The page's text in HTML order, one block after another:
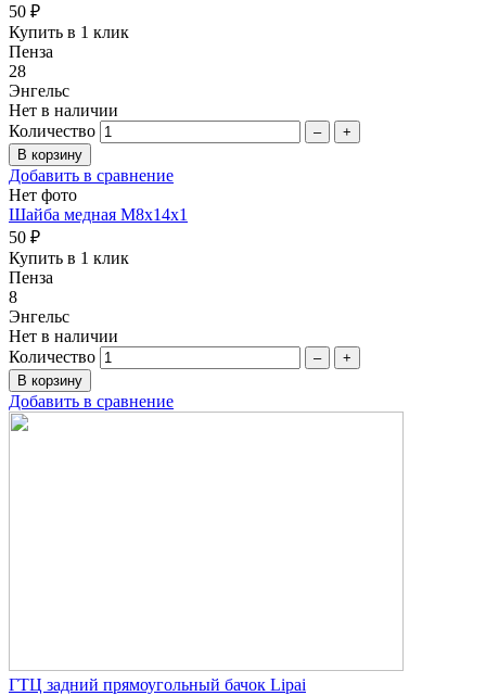
50 ₽
Купить в 1 клик
Пенза
28
Энгельс
Нет в наличии
Количество
– +
Добавить в сравнение
Нет фото
Шайба медная M8х14х1
50 ₽
Купить в 1 клик
Пенза
8
Энгельс
Нет в наличии
Количество
– +
Добавить в сравнение
ГТЦ задний прямоугольный бачок Lipai